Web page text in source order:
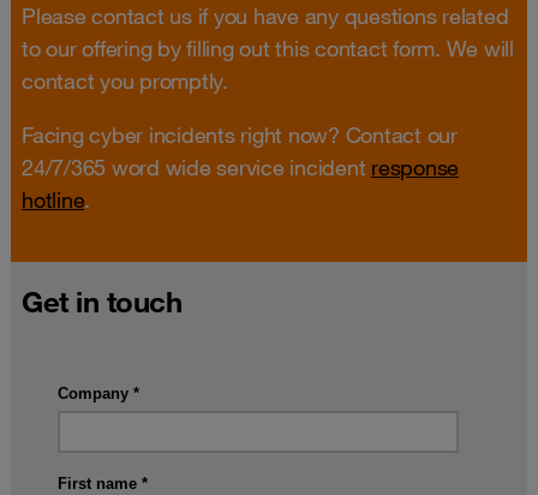
Please contact us if you have any questions related
to our offering by filling out this contact form. We will
contact you promptly.
Facing cyber incidents right now? Contact our
24/7/365 word wide service incident response
hotline.
Get in touch